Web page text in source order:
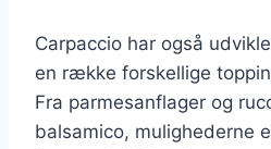
Carpaccio har også
en række forskellige
Fra parmesanflager og
balsamico, mulighederne